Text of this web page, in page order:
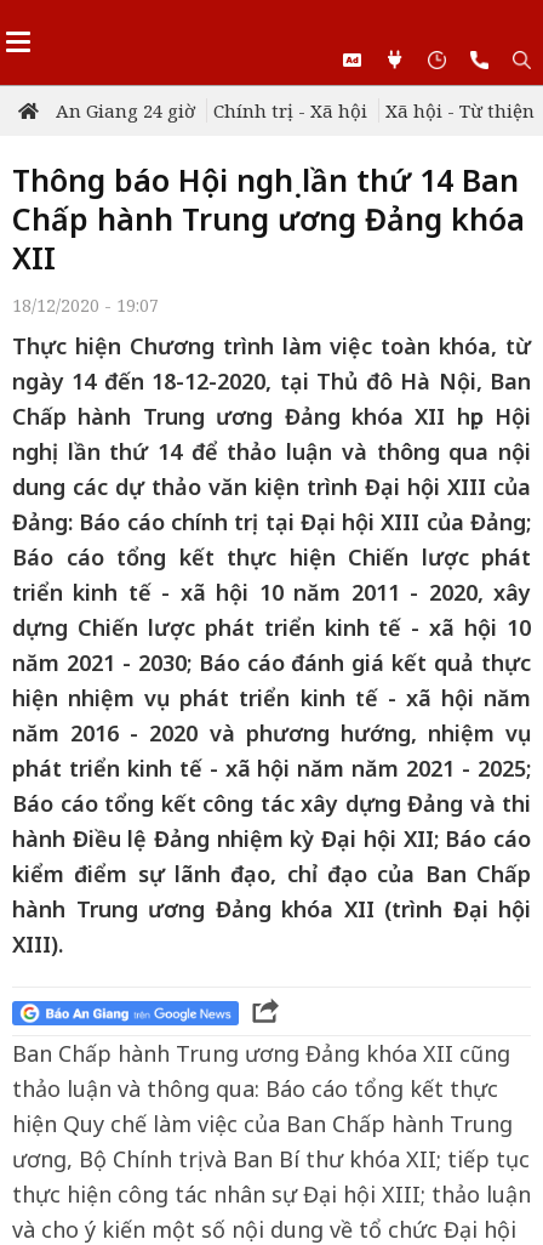
An Giang 24 giờ Chính trị - Xã hội Xã hội - Từ thiện
Thông báo Hội nghị lần thứ 14 Ban
Chấp hành Trung ương Đảng khóa
XII
18/12/2020 - 19:07
Thực hiện Chương trình làm việc toàn khóa, từ
ngày 14 đến 18-12-2020, tại Thủ đô Hà Nội, Ban
Chấp hành Trung ương Đảng khóa XII họp Hội
nghị lần thứ 14 để thảo luận và thông qua nội
dung các dự thảo văn kiện trình Đại hội XIII của
Đảng: Báo cáo chính trị tại Đại hội XIII của Đảng;
Báo cáo tổng kết thực hiện Chiến lược phát
triển kinh tế - xã hội 10 năm 2011 - 2020, xây
dựng Chiến lược phát triển kinh tế - xã hội 10
năm 2021 - 2030; Báo cáo đánh giá kết quả thực
hiện nhiệm vụ phát triển kinh tế - xã hội năm
năm 2016 - 2020 và phương hướng, nhiệm vụ
phát triển kinh tế - xã hội năm năm 2021 - 2025;
Báo cáo tổng kết công tác xây dựng Đảng và thi
hành Điều lệ Đảng nhiệm kỳ Đại hội XII; Báo cáo
kiểm điểm sự lãnh đạo, chỉ đạo của Ban Chấp
hành Trung ương Đảng khóa XII (trình Đại hội
XIII).
Ban Chấp hành Trung ương Đảng khóa XII cũng
thảo luận và thông qua: Báo cáo tổng kết thực
hiện Quy chế làm việc của Ban Chấp hành Trung
ương, Bộ Chính trị và Ban Bí thư khóa XII; tiếp tục
thực hiện công tác nhân sự Đại hội XIII; thảo luận
và cho ý kiến một số nội dung về tổ chức Đại hội